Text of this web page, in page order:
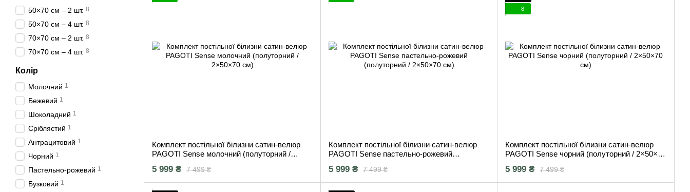
Комплект постільної білизни сатин-велюр
PAGOTI Sense молочний (полуторний /
7 499 ₴
5 999 ₴
Комплект постільної білизни сатин-велюр
PAGOTI Sense пастельно-рожевий
7 499 ₴
5 999 ₴
8
Комплект постільної білизни сатин-велюр
PAGOTI Sense чорний (полуторний / 2×50×70
7 499 ₴
5 999 ₴
50×70 см – 2 шт. 8
50×70 см – 4 шт. 8
70×70 см – 2 шт. 8
70×70 см – 4 шт. 8
Колір
Молочний 1
Бежевий 1
Шоколадний 1
Сріблястий 1
Антрацитовий 1
Чорний 1
Пастельно-рожевий 1
Бузковий 1